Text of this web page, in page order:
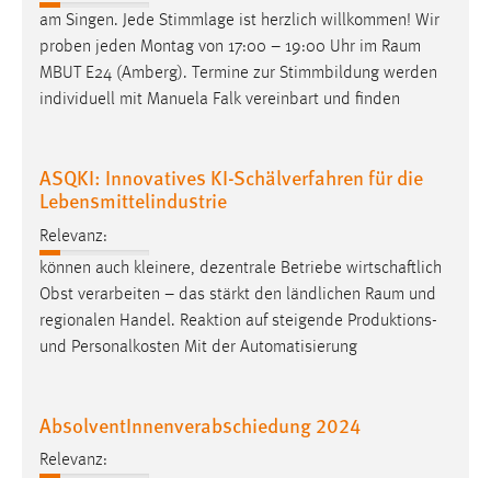
am Singen. Jede Stimmlage ist herzlich willkommen! Wir
proben jeden Montag von 17:00 – 19:00 Uhr im Raum
MBUT E24 (Amberg). Termine zur Stimmbildung werden
individuell mit Manuela Falk vereinbart und finden
ASQKI: Innovatives KI-Schälverfahren für die
Lebensmittelindustrie
Relevanz:
können auch kleinere, dezentrale Betriebe wirtschaftlich
Obst verarbeiten – das stärkt den ländlichen Raum und
regionalen Handel. Reaktion auf steigende Produktions-
und Personalkosten Mit der Automatisierung
AbsolventInnenverabschiedung 2024
Relevanz: